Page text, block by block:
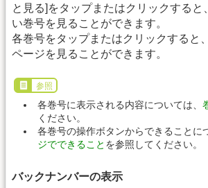
と見る]をタップまたはクリックすると
い巻号を見ることができます。
各巻号をタップまたはクリックすると
ページを見ることができます。
参照
各巻号に表示される内容については、
ください。
各巻号の操作ボタンからできることに
ジでできること を参照してください。
バックナンバーの表示